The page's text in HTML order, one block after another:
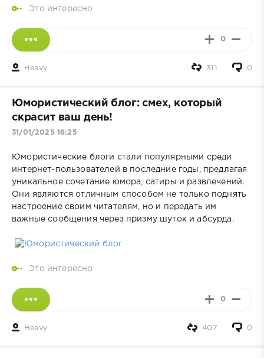
Это интересно
0
Heavy 0
311
Юмористический блог: смех, который
скрасит ваш день!
31/01/2025 16:25
Юмористические блоги стали популярными среди
интернет-пользователей в последние годы, предлагая
уникальное сочетание юмора, сатиры и развлечений.
Они являются отличным способом не только поднять
настроение своим читателям, но и передать им
важные сообщения через призму шуток и абсурда.
Это интересно
0
Heavy 0
407